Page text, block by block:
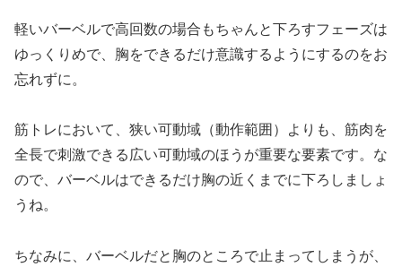
軽いバーベルで高回数の場合もちゃんと下ろすフェーズは
ゆっくりめで、胸をできるだけ意識するようにするのをお
忘れずに。
筋トレにおいて、狭い可動域（動作範囲）よりも、筋肉を
全長で刺激できる広い可動域のほうが重要な要素です。な
ので、バーベルはできるだけ胸の近くまでに下ろしましょ
うね。
ちなみに、バーベルだと胸のところで止まってしまうが、